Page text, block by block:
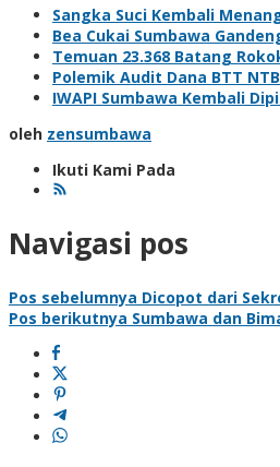
Sangka Suci Kembali
Bea Cukai Sumbawa
Temuan 23.368 Batang
Polemik Audit Dana BTT
IWAPI Sumbawa Kembali
oleh zensumbawa
Ikuti Kami Pada
Navigasi pos
Pos sebelumnya Dicopot dari
Pos berikutnya Sumbawa dan